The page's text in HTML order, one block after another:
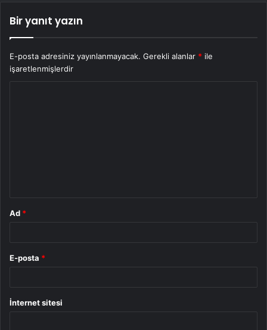
Bir yanıt yazın
E-posta adresiniz yayınlanmayacak. Gerekli alanlar * ile
işaretlenmişlerdir
Ad *
E-posta *
İnternet sitesi